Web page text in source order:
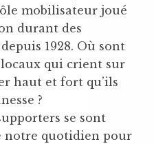
mobilisateur joué
durant des
1928. Où sont
locaux qui crient sur
haut et fort qu’ils
?
se sont
notre quotidien pour